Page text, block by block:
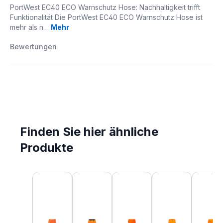
PortWest EC40 ECO Warnschutz Hose: Nachhaltigkeit trifft
Funktionalität Die PortWest EC40 ECO Warnschutz Hose ist
mehr als n… Mehr
Bewertungen
Finden Sie hier ähnliche
Produkte
Produktgalerie überspringen